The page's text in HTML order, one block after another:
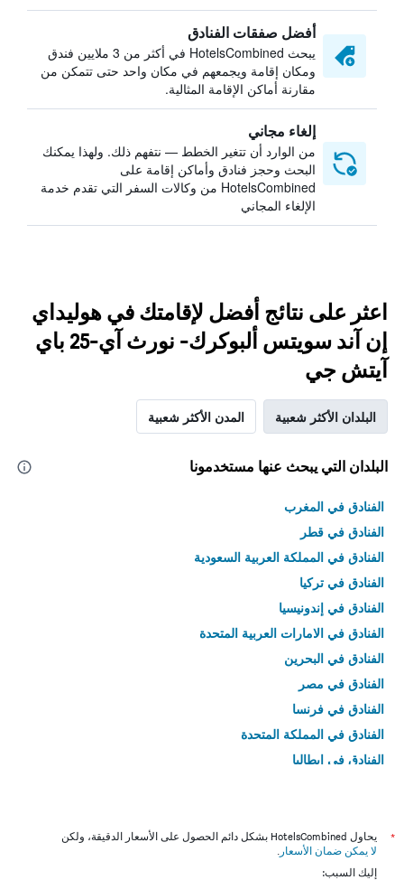
أفضل صفقات الفنادق
يبحث HotelsCombined في أكثر من 3 ملايين فندق
ومكان إقامة ويجمعهم في مكان واحد حتى تتمكن من
مقارنة أماكن الإقامة المثالية.
إلغاء مجاني
من الوارد أن تتغير الخطط — نتفهم ذلك. ولهذا يمكنك
البحث وحجز فنادق وأماكن إقامة على
HotelsCombined من وكالات السفر التي تقدم خدمة
الإلغاء المجاني
اعثر على نتائج أفضل لإقامتك في هوليداي
إن آند سويتس ألبوكرك- نورث آي-25 باي
آيتش جي
البلدان الأكثر شعبية المدن الأكثر شعبية
البلدان التي يبحث عنها مستخدمونا
الفنادق في المغرب
الفنادق في قطر
الفنادق في المملكة العربية السعودية
الفنادق في تركيا
الفنادق في إندونيسيا
الفنادق في الامارات العربية المتحدة
الفنادق في البحرين
الفنادق في مصر
الفنادق في فرنسا
الفنادق في المملكة المتحدة
الفنادق في إيطاليا
*
يحاول HotelsCombined بشكل دائم الحصول على الأسعار الدقيقة، ولكن
لا يمكن ضمان الأسعار .
إليك السبب: